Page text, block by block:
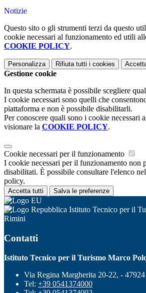
Notizie
Questo sito o gli strumenti terzi da questo
cookie necessari al funzionamento ed utili
COOKIE POLICY.
Personalizza Rifiuta tutti i cookies
Gestione cookie
In questa schermata è possibile scegliere
I cookie necessari sono quelli che
piattaforma e non è possibile disabilitarli.
Per conoscere quali sono i cookie necessari
visionare la COOKIE POLICY.
Cookie necessari per il funzionamento
I cookie necessari per il funzionamento non
disabilitati. È possibile consultare l'elenco
policy.
Accetta tutti Salva le preferenze
Istituto Tecnico per il
Rimini
Contatti
Istituto Tecnico per il Turismo Marco
Via Regina Margherita 20-22, -
Tel: +39 0541374000